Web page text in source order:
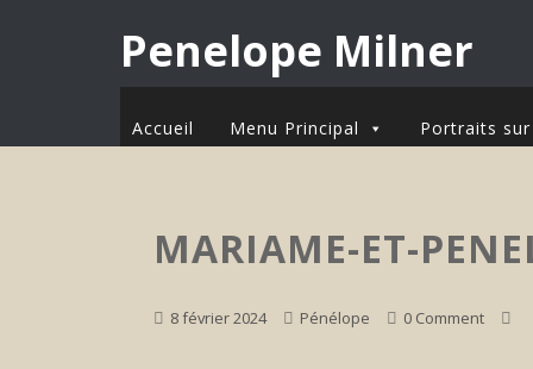
Penelope Milner
Accueil Menu Principal Portraits
MARIAME-ET-
8 février 2024 Pénélope 0 Comment